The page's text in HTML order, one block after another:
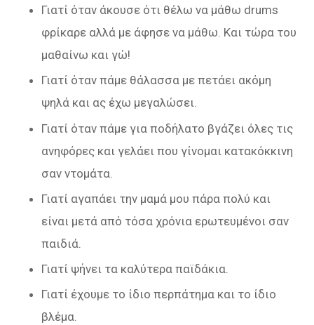
Γιατί όταν άκουσε ότι θέλω να μάθω drums
φρίκαρε αλλά με άφησε να μάθω. Και τώρα του
μαθαίνω και γώ!
Γιατί όταν πάμε θάλασσα με πετάει ακόμη
ψηλά και ας έχω μεγαλώσει.
Γιατί όταν πάμε για ποδήλατο βγάζει όλες τις
ανηφόρες και γελάει που γίνομαι κατακόκκινη
σαν ντομάτα.
Γιατί αγαπάει την μαμά μου πάρα πολύ και
είναι μετά από τόσα χρόνια ερωτευμένοι σαν
παιδιά.
Γιατί ψήνει τα καλύτερα παϊδάκια.
Γιατί έχουμε το ίδιο περπάτημα και το ίδιο
βλέμα.